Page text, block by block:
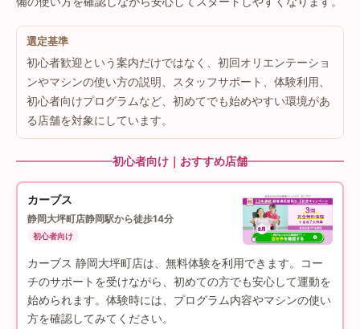
選定基準
初心者歓迎という案内だけではなく、初回オリエンテーショ
ンやマシンの使い方の説明、スタッフサポート、体験利用、
初心者向けプログラムなど、初めてでも始めやすい環境があ
る店舗を対象にしています。
初心者向け｜おすすめ店舗
カーブス
静岡大坪町店静岡駅から徒歩14分
初心者向け
カーブス 静岡大坪町店は、無料体験を利用できます。コー
チのサポートを受けながら、初めての方でも安心して運動を
始められます。体験時には、プログラム内容やマシンの使い
方を確認してみてください。